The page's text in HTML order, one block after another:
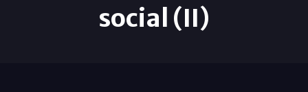
social (II)